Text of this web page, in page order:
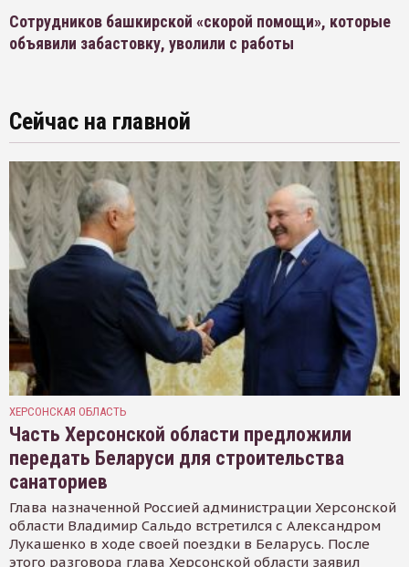
Сотрудников башкирской «скорой помощи», которые
объявили забастовку, уволили с работы
Сейчас на главной
ХЕРСОНСКАЯ ОБЛАСТЬ
Часть Херсонской области предложили
передать Беларуси для строительства
санаториев
Глава назначенной Россией администрации Херсонской
области Владимир Сальдо встретился с Александром
Лукашенко в ходе своей поездки в Беларусь. После
этого разговора глава Херсонской области заявил